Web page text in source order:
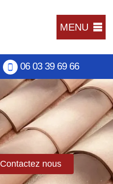
MENU
06 03 39 69 66
Contactez nous